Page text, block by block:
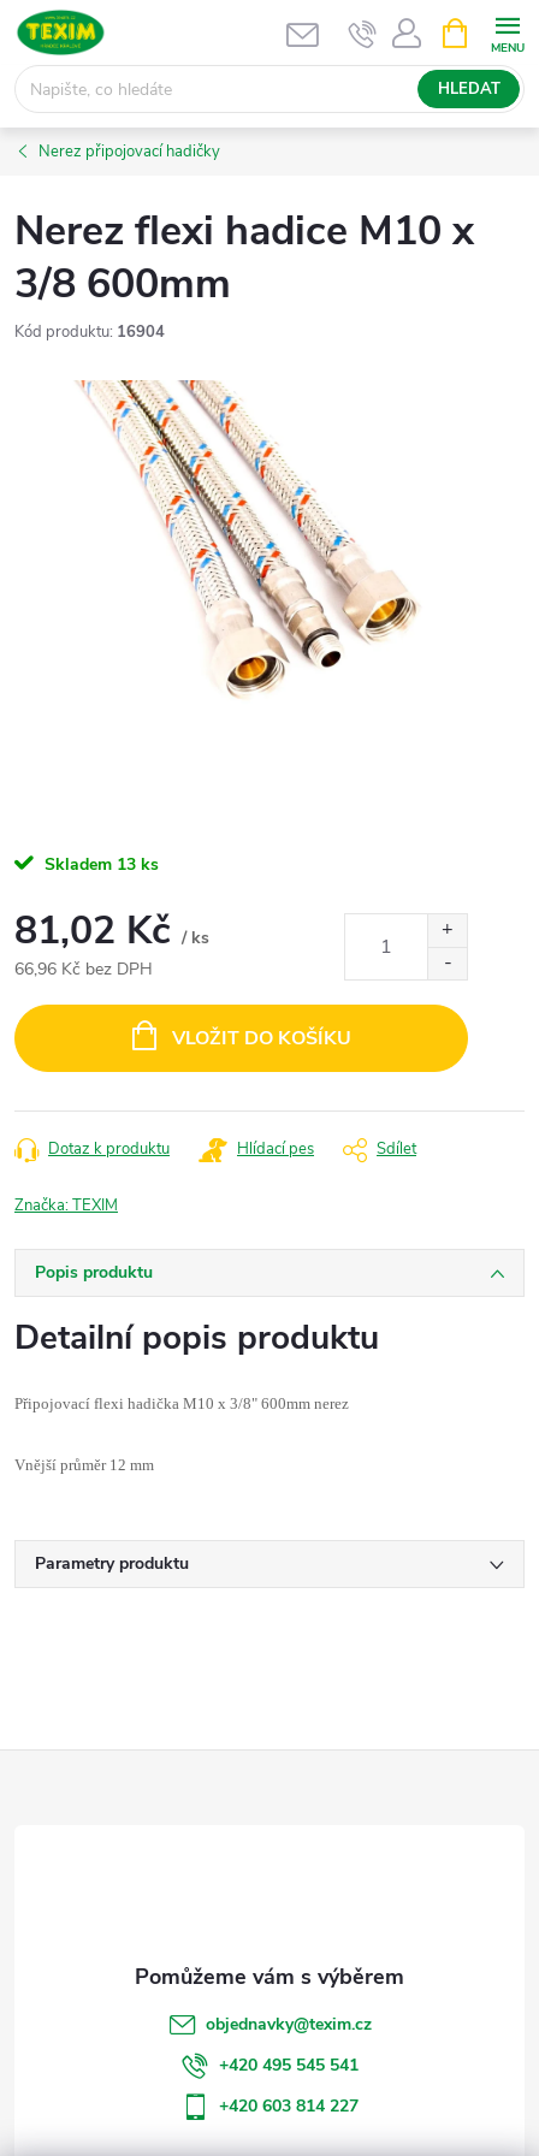
Přejít
obsah
HLEDAT
NÁKUPNÍ
KOŠÍK
Nerez připojovací hadičky
Nerez flexi hadice M10 x
3/8 600mm
Kód produktu: 16904
Skladem 13 ks
81,02 Kč / ks
66,96 Kč bez DPH
cena:
VLOŽIT DO KOŠÍKU
Dotaz k produktu Hlídací pes Sdílet
Značka:TEXIM
Popis produktu
Detailní popis produktu
Připojovací flexi hadička M10 x 3/8" 600mm nerez
Vnější průměr 12 mm
Parametry produktu
objednavky@texim.cz
+420 495 545 541
+420 603 814 227